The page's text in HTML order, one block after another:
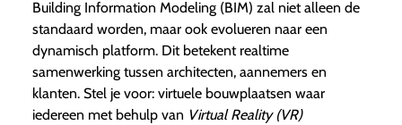
Building Information Modeling (BIM) zal niet alleen de
standaard worden, maar ook evolueren naar een
dynamisch platform. Dit betekent realtime
samenwerking tussen architecten, aannemers en
klanten. Stel je voor: virtuele bouwplaatsen waar
iedereen met behulp van Virtual Reality (VR)